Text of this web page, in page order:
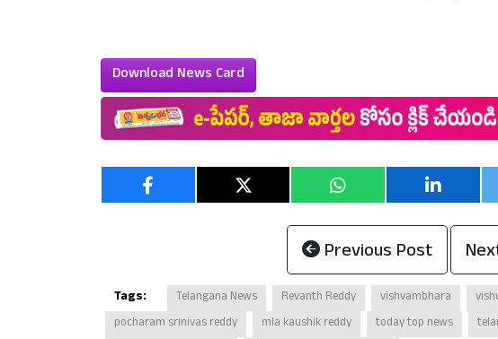
Download News Card
Previous Post
Tags: Telangana News Revanth Reddy vishvambhara
pocharam srinivas reddy
mla kaushik reddy today top news